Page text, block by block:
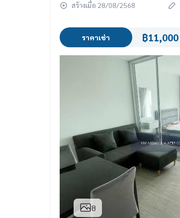
สร้างเมื่อ 28/08/2568
ราคาเช่า ฿11,000
8